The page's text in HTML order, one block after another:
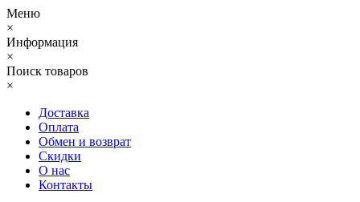
Меню
×
Информация
×
Поиск товаров
×
Доставка
Оплата
Обмен и возврат
Скидки
О нас
Контакты